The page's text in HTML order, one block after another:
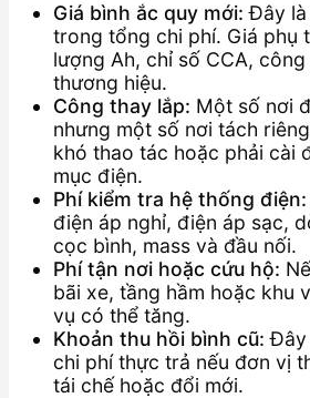
Giá bình ắc quy mới: Đây là
trong tổng chi phí. Giá phụ
lượng Ah, chỉ số CCA,
thương hiệu.
Công thay lắp: Một số nơi
nhưng một số nơi tách
khó thao tác hoặc phải cài
mục điện.
Phí kiểm tra hệ thống điện:
điện áp nghỉ, điện áp sạc,
cọc bình, mass và đầu nối.
Phí tận nơi hoặc cứu hộ:
bãi xe, tầng hầm hoặc khu
vụ có thể tăng.
Khoản thu hồi bình cũ: Đây
chi phí thực trả nếu đơn vị
tái chế hoặc đổi mới.